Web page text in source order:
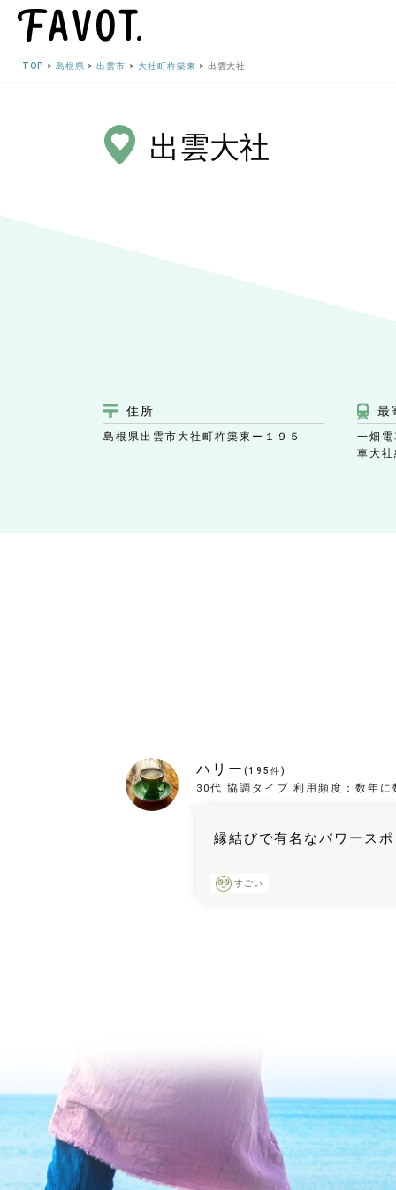
TOP 島根県 出雲市 大社町杵築東 出雲大社
出雲大社
住所
島根県出雲市大社町杵築東ー１９５
最
一畑
車大
ハリー (195 件)
30代 協調タイプ 利用頻度： 数年に
縁結びで有名なパワース
すごい